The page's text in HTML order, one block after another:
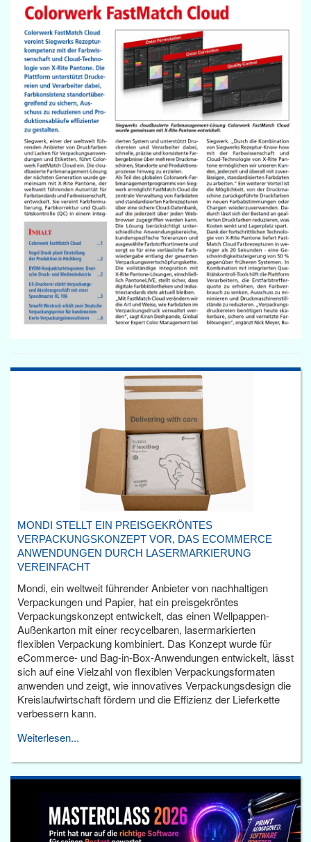
MONDI STELLT EIN PREISGEKRÖNTES
VERPACKUNGSKONZEPT VOR, DAS ECOMMERCE
ANWENDUNGEN DURCH LASERMARKIERUNG
VEREINFACHT
Mondi, ein weltweit führender Anbieter von nachhaltigen
Verpackungen und Papier, hat ein preisgekröntes
Verpackungskonzept entwickelt, das einen Wellpappen-
Außenkarton mit einer recycelbaren, lasermarkierten
flexiblen Verpackung kombiniert. Das Konzept wurde für
eCommerce- und Bag-in-Box-Anwendungen entwickelt, lässt
sich auf eine Vielzahl von flexiblen Verpackungsformaten
anwenden und zeigt, wie innovatives Verpackungsdesign die
Kreislaufwirtschaft fördern und die Effizienz der Lieferkette
verbessern kann.
Weiterlesen...